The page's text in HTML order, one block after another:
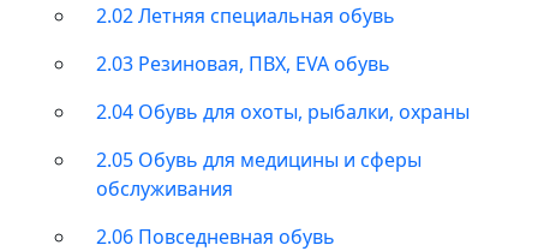
2.02 Летняя специальная обувь
2.03 Резиновая, ПВХ, EVA обувь
2.04 Обувь для охоты, рыбалки, охраны
2.05 Обувь для медицины и сферы
обслуживания
2.06 Повседневная обувь